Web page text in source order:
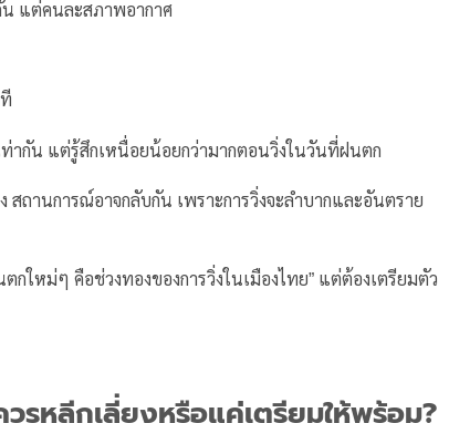
น แต่คนละสภาพอากาศ
ากัน แต่รู้สึกเหนื่อยน้อยกว่ามากตอนวิ่งในวันที่ฝนตก
ถานการณ์อาจกลับกัน เพราะการวิ่งจะลำบากและอันตราย
ใหม่ๆ คือช่วงทองของการวิ่งในเมืองไทย” แต่ต้องเตรียมตัว
หลีกเลี่ยงหรือแค่เตรียมให้พร้อม?